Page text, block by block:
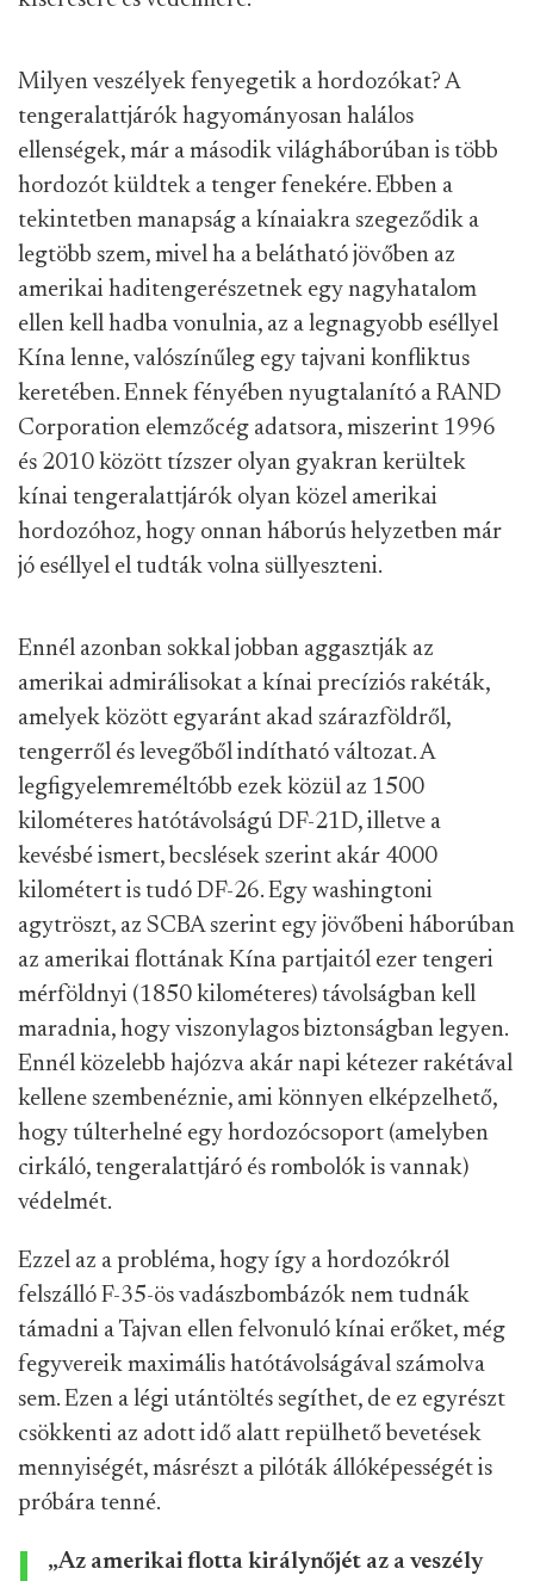
Milyen veszélyek fenyegetik a hordozókat? A
tengeralattjárók hagyományosan halálos
ellenségek, már a második világháborúban is több
hordozót küldtek a tenger fenekére. Ebben a
tekintetben manapság a kínaiakra szegeződik a
legtöbb szem, mivel ha a belátható jövőben az
amerikai haditengerészetnek egy nagyhatalom
ellen kell hadba vonulnia, az a legnagyobb eséllyel
Kína lenne, valószínűleg egy tajvani konfliktus
keretében. Ennek fényében nyugtalanító a RAND
Corporation elemzőcég adatsora, miszerint 1996
és 2010 között tízszer olyan gyakran kerültek
kínai tengeralattjárók olyan közel amerikai
hordozóhoz, hogy onnan háborús helyzetben már
jó eséllyel el tudták volna süllyeszteni.
Ennél azonban sokkal jobban aggasztják az
amerikai admirálisokat a kínai precíziós rakéták,
amelyek között egyaránt akad szárazföldről,
tengerről és levegőből indítható változat. A
legfigyelemreméltóbb ezek közül az 1500
kilométeres hatótávolságú DF-21D, illetve a
kevésbé ismert, becslések szerint akár 4000
kilométert is tudó DF-26. Egy washingtoni
agytröszt, az SCBA szerint egy jövőbeni háborúban
az amerikai flottának Kína partjaitól ezer tengeri
mérföldnyi (1850 kilométeres) távolságban kell
maradnia, hogy viszonylagos biztonságban legyen.
Ennél közelebb hajózva akár napi kétezer rakétával
kellene szembenéznie, ami könnyen elképzelhető,
hogy túlterhelné egy hordozócsoport (amelyben
cirkáló, tengeralattjáró és rombolók is vannak)
védelmét.
Ezzel az a probléma, hogy így a hordozókról
felszálló F-35-ös vadászbombázók nem tudnák
támadni a Tajvan ellen felvonuló kínai erőket, még
fegyvereik maximális hatótávolságával számolva
sem. Ezen a légi utántöltés segíthet, de ez egyrészt
csökkenti az adott idő alatt repülhető bevetések
mennyiségét, másrészt a pilóták állóképességét is
próbára tenné.
„Az amerikai flotta királynőjét az a veszély